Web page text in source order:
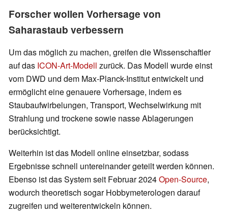
Forscher wollen Vorhersage von
Saharastaub verbessern
Um das möglich zu machen, greifen die Wissenschaftler
auf das ICON-Art-Modell zurück. Das Modell wurde einst
vom DWD und dem Max-Planck-Institut entwickelt und
ermöglicht eine genauere Vorhersage, indem es
Staubaufwirbelungen, Transport, Wechselwirkung mit
Strahlung und trockene sowie nasse Ablagerungen
berücksichtigt.
Weiterhin ist das Modell online einsetzbar, sodass
Ergebnisse schnell untereinander geteilt werden können.
Ebenso ist das System seit Februar 2024Open-Source,
wodurch theoretisch sogar Hobbymeterologen darauf
zugreifen und weiterentwickeln können.